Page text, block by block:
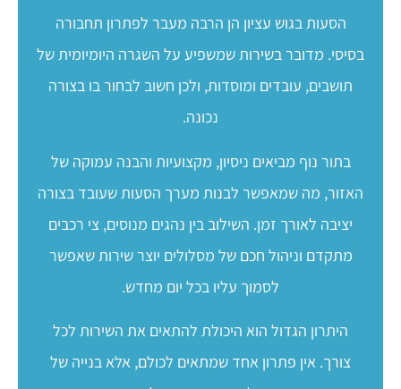
הסעות בגוש עציון הן הרבה מעבר לפתרון תחבורה
בסיסי. מדובר בשירות שמשפיע על השגרה היומיומית של
תושבים, עובדים ומוסדות, ולכן חשוב לבחור בו בצורה
נכונה.
בתור נוף מביאים ניסיון, מקצועיות והבנה עמוקה של
האזור, מה שמאפשר לבנות מערך הסעות שעובד בצורה
יציבה לאורך זמן. השילוב בין נהגים מנוסים, צי רכבים
מתקדם וניהול חכם של מסלולים יוצר שירות שאפשר
לסמוך עליו בכל יום מחדש.
היתרון הגדול הוא היכולת להתאים את השירות לכל
צורך. אין פתרון אחד שמתאים לכולם, אלא בנייה של